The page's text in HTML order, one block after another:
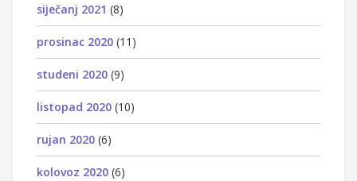
siječanj 2021 (8)
prosinac 2020 (11)
studeni 2020 (9)
listopad 2020 (10)
rujan 2020 (6)
kolovoz 2020 (6)